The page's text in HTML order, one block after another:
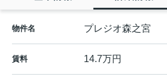
物件名 プレジオ森之宮
賃料 14.7万円